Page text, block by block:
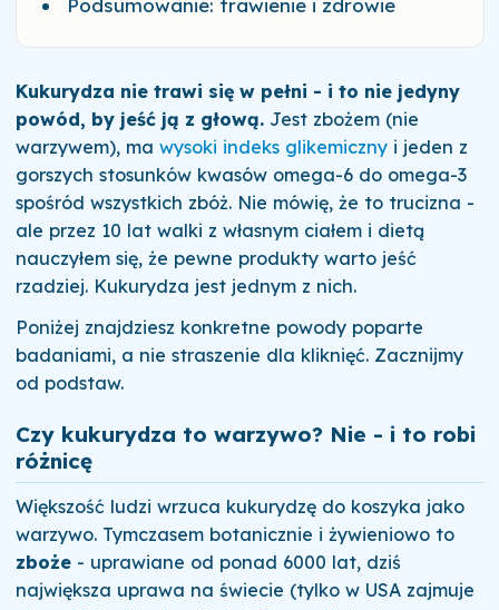
Podsumowanie: trawienie i zdrowie
Kukurydza nie trawi się w pełni - i to nie jedyny
powód, by jeść ją z głową.Jest zbożem (nie
warzywem), ma wysoki indeks glikemicznyi jeden z
gorszych stosunków kwasów omega-6 do omega-3
spośród wszystkich zbóż. Nie mówię, że to trucizna -
ale przez 10 lat walki z własnym ciałem i dietą
nauczyłem się, że pewne produkty warto jeść
rzadziej. Kukurydza jest jednym z nich.
Poniżej znajdziesz konkretne powody poparte
badaniami, a nie straszenie dla kliknięć. Zacznijmy
od podstaw.
Czy kukurydza to warzywo? Nie - i to robi
różnicę
Większość ludzi wrzuca kukurydzę do koszyka jako
warzywo. Tymczasem botanicznie i żywieniowo to
zboże- uprawiane od ponad 6000 lat, dziś
największa uprawa na świecie (tylko w USA zajmuje